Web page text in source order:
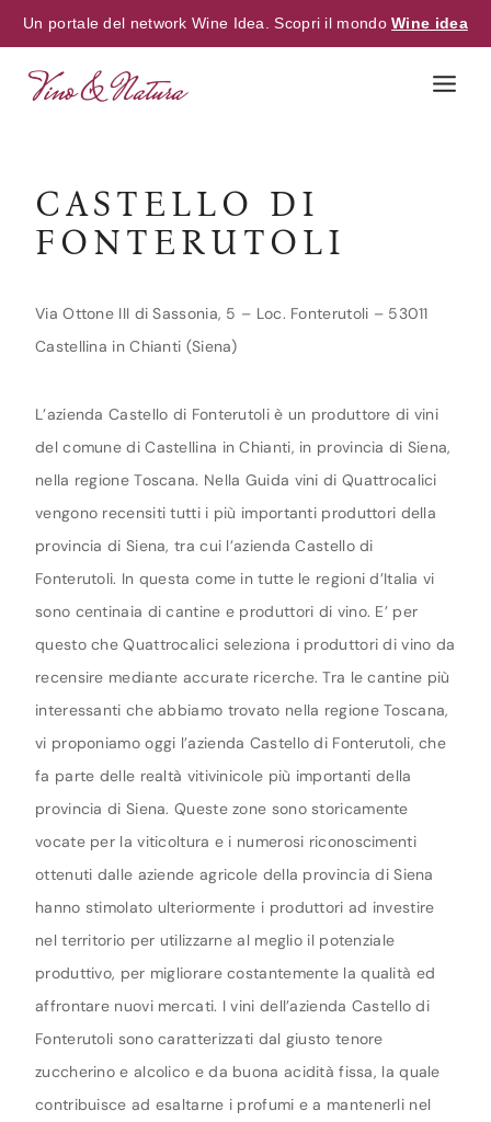
Un portale del network Wine Idea. Scopri il mondoWine idea
CASTELLO DI
FONTERUTOLI
Via Ottone III di Sassonia, 5 – Loc. Fonterutoli – 53011
Castellina in Chianti (Siena)
L’azienda Castello di Fonterutoli è un produttore di vini
del comune di Castellina in Chianti, in provincia di Siena,
nella regione Toscana. Nella Guida vini di Quattrocalici
vengono recensiti tutti i più importanti produttori della
provincia di Siena, tra cui l’azienda Castello di
Fonterutoli. In questa come in tutte le regioni d’Italia vi
sono centinaia di cantine e produttori di vino. E’ per
questo che Quattrocalici seleziona i produttori di vino da
recensire mediante accurate ricerche. Tra le cantine più
interessanti che abbiamo trovato nella regione Toscana,
vi proponiamo oggi l’azienda Castello di Fonterutoli, che
fa parte delle realtà vitivinicole più importanti della
provincia di Siena. Queste zone sono storicamente
vocate per la viticoltura e i numerosi riconoscimenti
ottenuti dalle aziende agricole della provincia di Siena
hanno stimolato ulteriormente i produttori ad investire
nel territorio per utilizzarne al meglio il potenziale
produttivo, per migliorare costantemente la qualità ed
affrontare nuovi mercati. I vini dell’azienda Castello di
Fonterutoli sono caratterizzati dal giusto tenore
zuccherino e alcolico e da buona acidità fissa, la quale
contribuisce ad esaltarne i profumi e a mantenerli nel